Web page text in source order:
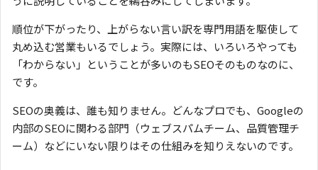
順位が下がったり、上がらない言い訳を専門用語を駆使して
丸め込む営業もいるでしょう。実際には、いろいろやっても
「わからない」ということが多いのもSEOそのものなのに、
です。
SEOの奥義は、誰も知りません。どんなプロでも、Googleの
内部のSEOに関わる部門（ウェブスパムチーム、品質管理チ
ーム）などにいない限りはその仕組みを知りえないのです。